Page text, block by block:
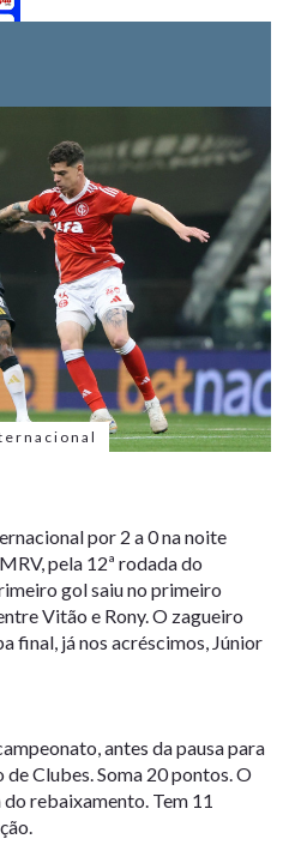
por 2 a 0 na noite
pela 12ª rodada do
gol saiu no primeiro
Vitão e Rony. O zagueiro
final, já nos acréscimos, Júnior
antes da pausa para
Clubes. Soma 20 pontos. O
rebaixamento. Tem 11